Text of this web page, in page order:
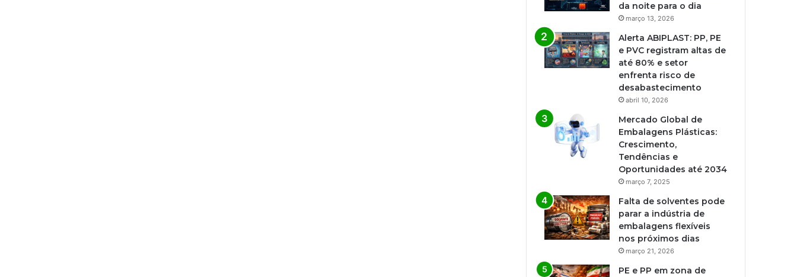
da noite para o dia
março 13, 2026
Alerta ABIPLAST: PP, PE
e PVC registram altas de
até 80% e setor
enfrenta risco de
desabastecimento
abril 10, 2026
Mercado Global de
Embalagens Plásticas:
Crescimento,
Tendências e
Oportunidades até 2034
março 7, 2025
Falta de solventes pode
parar a indústria de
embalagens flexíveis
nos próximos dias
março 21, 2026
PE e PP em zona de